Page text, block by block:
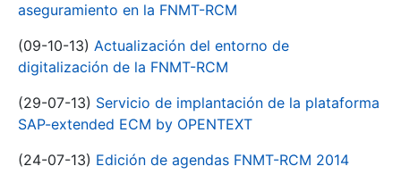
aseguramiento en la FNMT-RCM
(09-10-13) Actualización del entorno de
digitalización de la FNMT-RCM
(29-07-13) Servicio de implantación de la plataforma
SAP-extended ECM by OPENTEXT
(24-07-13) Edición de agendas FNMT-RCM 2014